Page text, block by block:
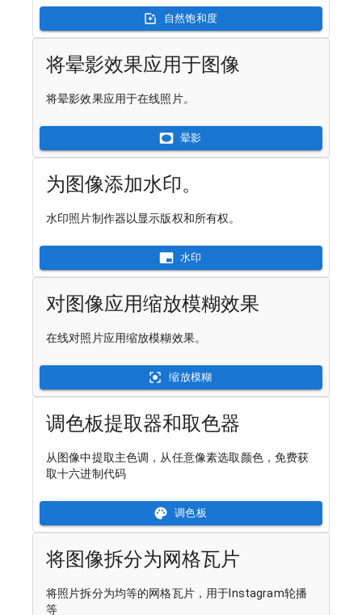
自然饱和度
将晕影效果应用于图像
将晕影效果应用于在线照片。
晕影
为图像添加水印。
水印照片制作器以显示版权和所有权。
水印
对图像应用缩放模糊效果
在线对照片应用缩放模糊效果。
缩放模糊
调色板提取器和取色器
从图像中提取主色调，从任意像素选取颜色，免费获
取十六进制代码
调色板
将图像拆分为网格瓦片
将照片拆分为均等的网格瓦片，用于Instagram轮播
等